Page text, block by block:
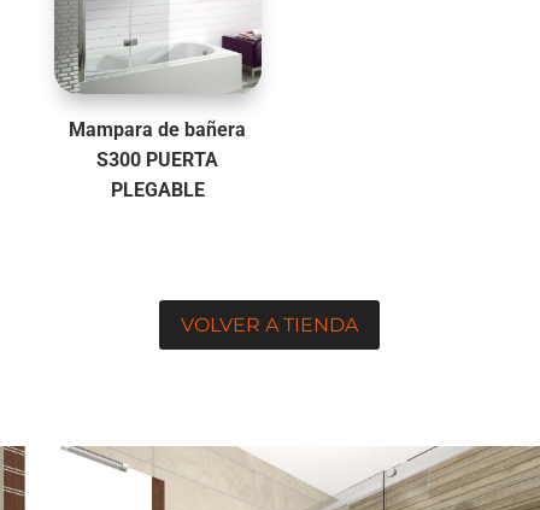
Mampara de bañera
S300 PUERTA
PLEGABLE
VOLVER A TIENDA